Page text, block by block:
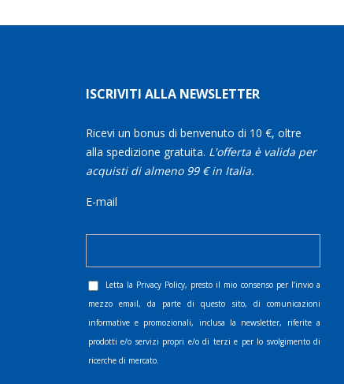
ISCRIVITI ALLA NEWSLETTER
Ricevi un bonus di benvenuto di 10 €, oltre
alla spedizione gratuita. L'offerta è valida per
acquisti di almeno 99 € in Italia.
E-mail
Letta la Privacy Policy, presto il mio consenso per l’invio a
mezzo email, da parte di questo sito, di comunicazioni
informative e promozionali, inclusa la newsletter, riferite a
prodotti e/o servizi propri e/o di terzi e per lo svolgimento di
ricerche di mercato.